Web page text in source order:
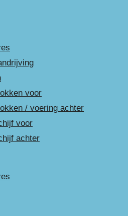
voor
/ voering achter
voor
achter